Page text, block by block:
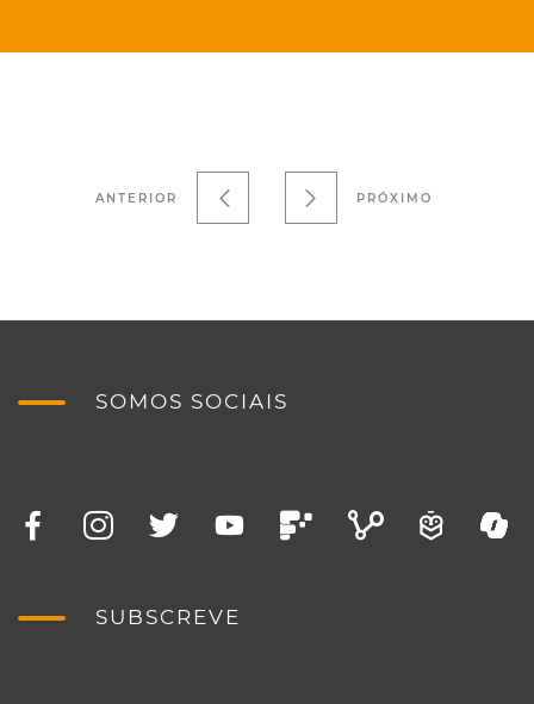
ANTERIOR PRÓXIMO
SOMOS SOCIAIS
SUBSCREVE